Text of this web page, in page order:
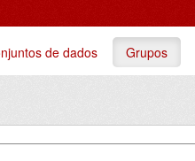
de dados Grupos